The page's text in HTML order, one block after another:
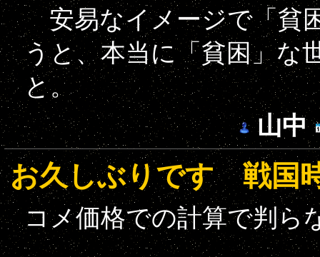
安易なイメージで「貧
うと、本当に「貧困」な
と。
山中
お久しぶりです 戦国
コメ価格での計算で判ら